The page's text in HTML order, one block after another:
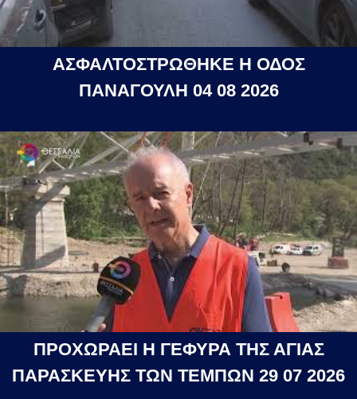
ΑΣΦΑΛΤΟΣΤΡΩΘΗΚΕ Η ΟΔΟΣ
ΠΑΝΑΓΟΥΛΗ 04 08 2026
ΠΡΟΧΩΡΑΕΙ Η ΓΕΦΥΡΑ ΤΗΣ ΑΓΙΑΣ
ΠΑΡΑΣΚΕΥΗΣ ΤΩΝ ΤΕΜΠΩΝ 29 07 2026